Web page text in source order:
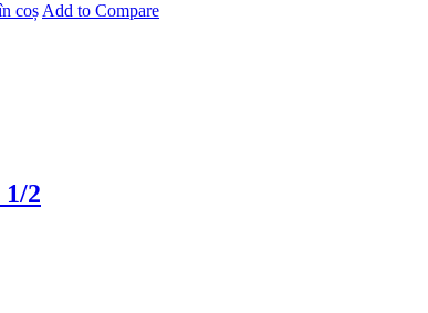
coș Add to Compare
2